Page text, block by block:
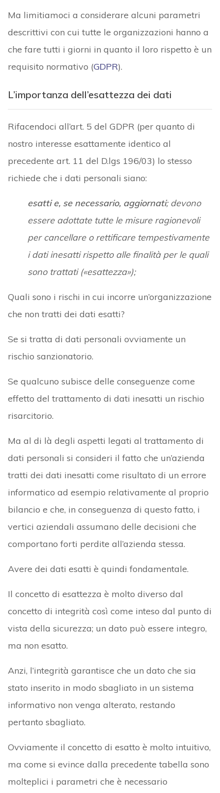
Ma limitiamoci a considerare alcuni parametri
descrittivi con cui tutte le organizzazioni hanno a
che fare tutti i giorni in quanto il loro rispetto è un
requisito normativo (GDPR).
L’importanza dell’esattezza dei dati
Rifacendoci all’art. 5 del GDPR (per quanto di
nostro interesse esattamente identico al
precedente art. 11 del D.lgs 196/03) lo stesso
richiede che i dati personali siano:
esatti e, se necessario, aggiornati; devono
essere adottate tutte le misure ragionevoli
per cancellare o rettificare tempestivamente
i dati inesatti rispetto alle finalità per le quali
sono trattati («esattezza»);
Quali sono i rischi in cui incorre un’organizzazione
che non tratti dei dati esatti?
Se si tratta di dati personali ovviamente un
rischio sanzionatorio.
Se qualcuno subisce delle conseguenze come
effetto del trattamento di dati inesatti un rischio
risarcitorio.
Ma al di là degli aspetti legati al trattamento di
dati personali si consideri il fatto che un’azienda
tratti dei dati inesatti come risultato di un errore
informatico ad esempio relativamente al proprio
bilancio e che, in conseguenza di questo fatto, i
vertici aziendali assumano delle decisioni che
comportano forti perdite all’azienda stessa.
Avere dei dati esatti è quindi fondamentale.
Il concetto di esattezza è molto diverso dal
concetto di integrità così come inteso dal punto di
vista della sicurezza; un dato può essere integro,
ma non esatto.
Anzi, l’integrità garantisce che un dato che sia
stato inserito in modo sbagliato in un sistema
informativo non venga alterato, restando
pertanto sbagliato.
Ovviamente il concetto di esatto è molto intuitivo,
ma come si evince dalla precedente tabella sono
molteplici i parametri che è necessario